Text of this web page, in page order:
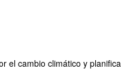
el cambio climático y